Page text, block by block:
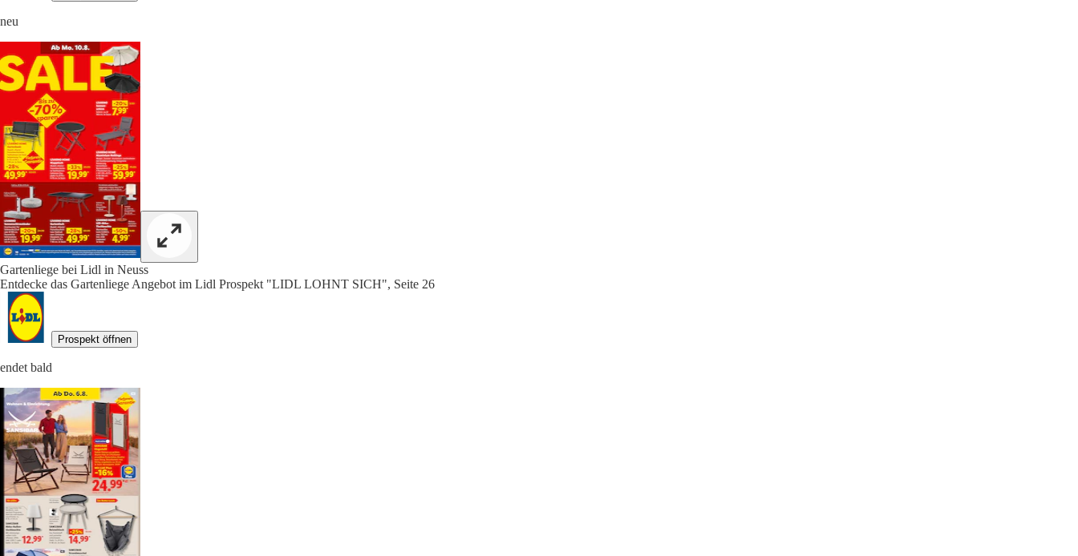
neu
Gartenliege bei Lidl in Neuss
Entdecke das Gartenliege Angebot im Lidl Prospekt "LIDL LOHNT SICH", Seite 26
Prospekt öffnen
endet bald